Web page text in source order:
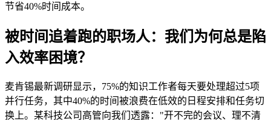
节省40%时间成本。
被时间追着跑的职场人：我们为何总是陷
入效率困境？
麦肯锡最新调研显示，75%的知识工作者每天要处理超过5项
并行任务，其中40%的时间被浪费在低效的日程安排和任务切
换上。某科技公司高管向我们透露："开不完的会议、理不清